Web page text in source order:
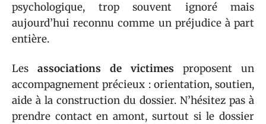
psychologique, trop souvent ignoré mais
aujourd’hui reconnu comme un préjudice à part
entière.
Les associations de victimes proposent un
accompagnement précieux : orientation, soutien,
aide à la construction du dossier. N’hésitez pas à
prendre contact en amont, surtout si le dossier